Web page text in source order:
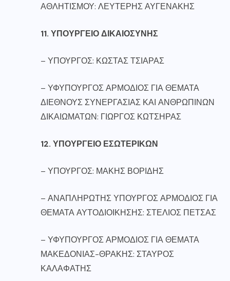
ΑΘΛΗΤΙΣΜΟΥ: ΛΕΥΤΕΡΗΣ ΑΥΓΕΝΑΚΗΣ
11. ΥΠΟΥΡΓΕΙΟ ΔΙΚΑΙΟΣΥΝΗΣ
– ΥΠΟΥΡΓΟΣ: ΚΩΣΤΑΣ ΤΣΙΑΡΑΣ
– ΥΦΥΠΟΥΡΓΟΣ ΑΡΜΟΔΙΟΣ ΓΙΑ ΘΕΜΑΤΑ
ΔΙΕΘΝΟΥΣ ΣΥΝΕΡΓΑΣΙΑΣ ΚΑΙ ΑΝΘΡΩΠΙΝΩΝ
ΔΙΚΑΙΩΜΑΤΩΝ: ΓΙΩΡΓΟΣ ΚΩΤΣΗΡΑΣ
12. ΥΠΟΥΡΓΕΙΟ ΕΣΩΤΕΡΙΚΩΝ
– ΥΠΟΥΡΓΟΣ: ΜΑΚΗΣ ΒΟΡΙΔΗΣ
– ΑΝΑΠΛΗΡΩΤΗΣ ΥΠΟΥΡΓΟΣ ΑΡΜΟΔΙΟΣ ΓΙΑ
ΘΕΜΑΤΑ ΑΥΤΟΔΙΟΙΚΗΣΗΣ: ΣΤΕΛΙΟΣ ΠΕΤΣΑΣ
– ΥΦΥΠΟΥΡΓΟΣ ΑΡΜΟΔΙΟΣ ΓΙΑ ΘΕΜΑΤΑ
ΜΑΚΕΔΟΝΙΑΣ-ΘΡΑΚΗΣ: ΣΤΑΥΡΟΣ
ΚΑΛΑΦΑΤΗΣ